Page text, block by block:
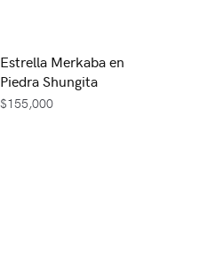
Estrella Merkaba en
Piedra Shungita
$155,000